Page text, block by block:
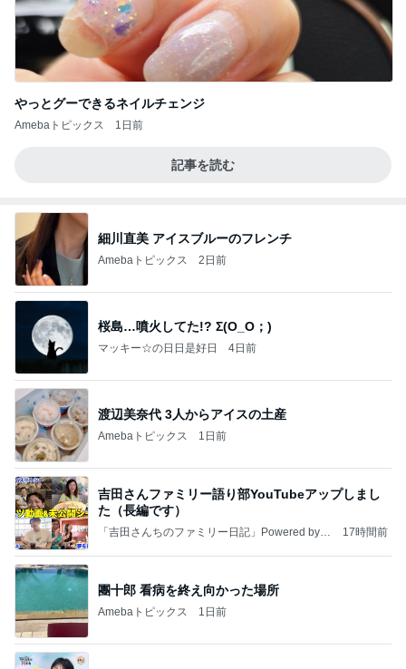
やっとグーできるネイルチェンジ
Amebaトピックス 1日前
記事を読む
細川直美 アイスブルーのフレンチ
Amebaトピックス 2日前
桜島…噴火してた!? Σ(O_O；)
マッキー☆の日日是好日 4日前
渡辺美奈代 3人からアイスの土産
Amebaトピックス 1日前
吉田さんファミリー語り部YouTubeアップしまし
た（長編です）
「吉田さんちのファミリー日記」Powered by A
17時間前
團十郎 看病を終え向かった場所
Amebaトピックス 1日前